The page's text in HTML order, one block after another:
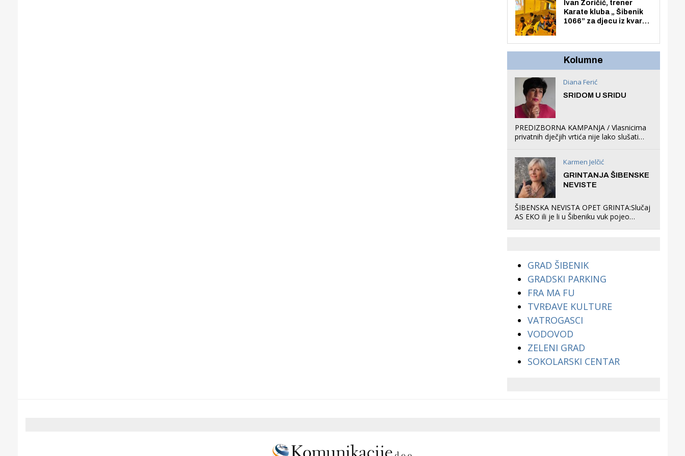
Ivan Zoričić, trener
Karate kluba „ Šibenik
1066” za djecu iz kvarta
organizirao dječje
Kolumne
Diana Ferić
SRIDOM U SRIDU
PREDIZBORNA KAMPANJA / Vlasnicima
privatnih dječjih vrtića nije lako slušati
što oni rade u Šibeniku ne postoji
Karmen Jelčić
GRINTANJA ŠIBENSKE
NEVISTE
ŠIBENSKA NEVISTA OPET GRINTA:Slučaj
AS EKO ili je li u Šibeniku vuk pojeo
GRAD ŠIBENIK
GRADSKI PARKING
FRA MA FU
TVRĐAVE KULTURE
VATROGASCI
VODOVOD
ZELENI GRAD
SOKOLARSKI CENTAR